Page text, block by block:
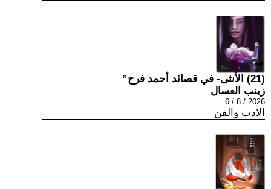
(21) الأنثى- في قصائد أحمد فرح”
زينب العسال
2026 / 8 / 6
الادب والفن